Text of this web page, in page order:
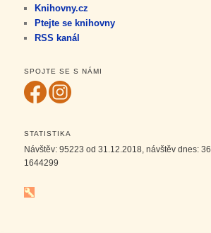
Knihovny.cz
Ptejte se knihovny
RSS kanál
SPOJTE SE S NÁMI
STATISTIKA
Návštěv:95223 od 31.12.2018, návštěv dnes:36
1644299